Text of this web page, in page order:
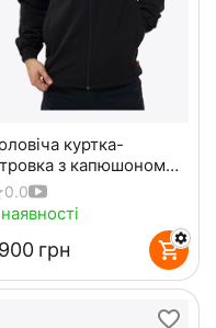
куртка-
з капюшоном
Gen 2 Black
0.0
грн